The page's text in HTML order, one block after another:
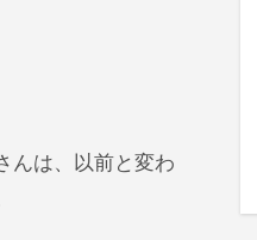
んは、以前と変わ